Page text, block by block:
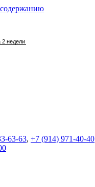
63-63, +7 (914) 971-40-40